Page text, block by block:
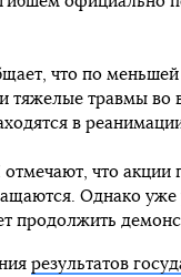
что по
тяжелые травмы во
в
что акции
Однако уже
продолжить
результатов